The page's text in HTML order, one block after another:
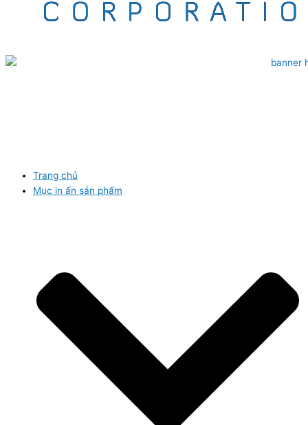
Trang chủ
Mục in ấn sản phẩm